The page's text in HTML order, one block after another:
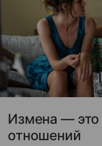
Измена — это
отношений